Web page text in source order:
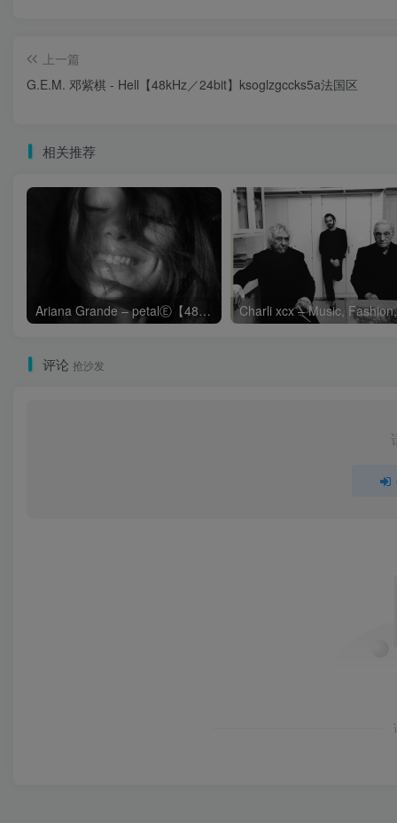
上一篇
G.E.M. 邓紫棋 - Hell【48kHz／24bit】ksoglzgccks5a法国区
相关推荐
Ariana Grande – petalⒺ【48kHz／24bit】英国区
评论 抢沙发